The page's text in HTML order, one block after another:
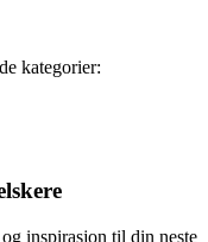
kategorier:
inspirasjon til din neste